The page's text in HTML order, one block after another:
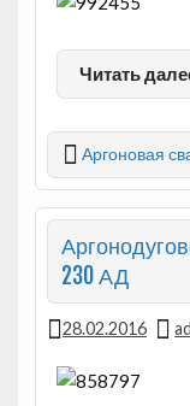
Читать
Аргоновая
230 АД
28.02.2016